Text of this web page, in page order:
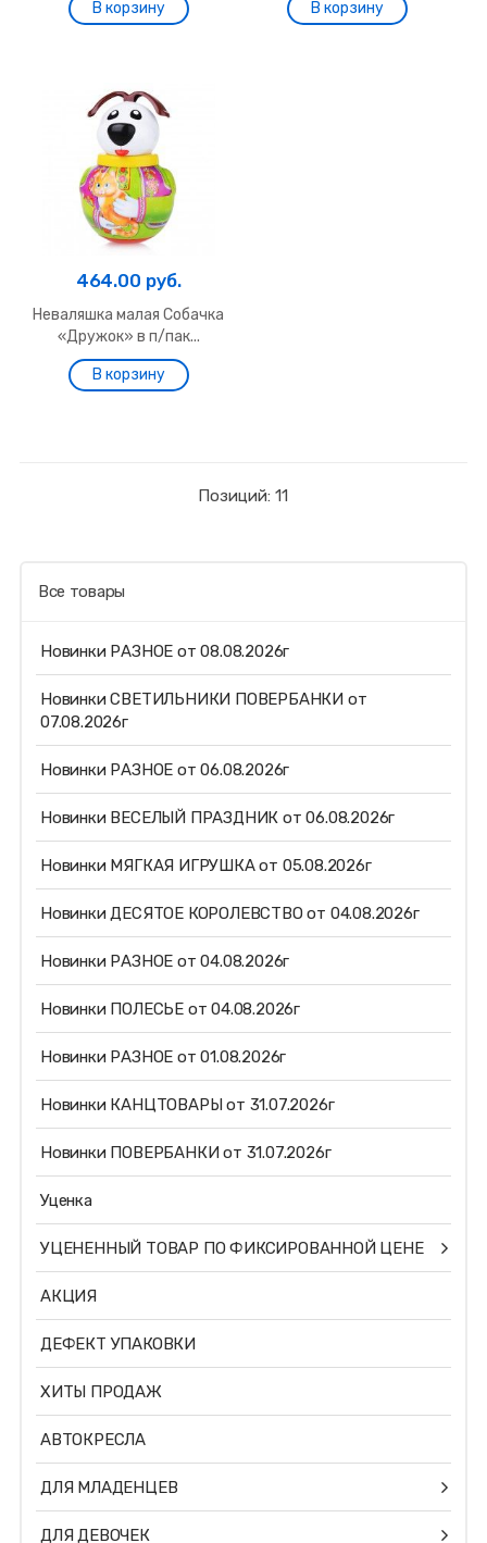
464.00 руб.
Неваляшка малая Собачка
«Дружок» в п/пак...
Позиций: 11
Все товары
Новинки РАЗНОЕ от 08.08.2026г
Новинки СВЕТИЛЬНИКИ ПОВЕРБАНКИ от
07.08.2026г
Новинки РАЗНОЕ от 06.08.2026г
Новинки ВЕСЕЛЫЙ ПРАЗДНИК от 06.08.2026г
Новинки МЯГКАЯ ИГРУШКА от 05.08.2026г
Новинки ДЕСЯТОЕ КОРОЛЕВСТВО от 04.08.2026г
Новинки РАЗНОЕ от 04.08.2026г
Новинки ПОЛЕСЬЕ от 04.08.2026г
Новинки РАЗНОЕ от 01.08.2026г
Новинки КАНЦТОВАРЫ от 31.07.2026г
Новинки ПОВЕРБАНКИ от 31.07.2026г
Уценка
УЦЕНЕННЫЙ ТОВАР ПО ФИКСИРОВАННОЙ ЦЕНЕ
АКЦИЯ
ДЕФЕКТ УПАКОВКИ
ХИТЫ ПРОДАЖ
АВТОКРЕСЛА
ДЛЯ МЛАДЕНЦЕВ
ДЛЯ ДЕВОЧЕК